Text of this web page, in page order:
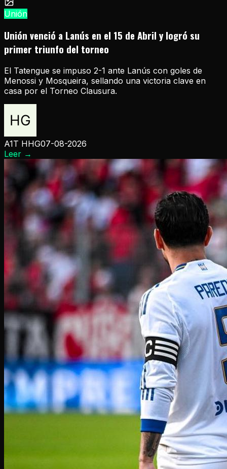
Unión
Unión venció a Lanús en el 15 de Abril y logró su
primer triunfo del torneo
El Tatengue se impuso 2-1 ante Lanús con goles de
Menossi y Mosqueira, sellando una victoria clave en
casa por el Torneo Clausura.
A1T HHG07-08-2026
Leer →